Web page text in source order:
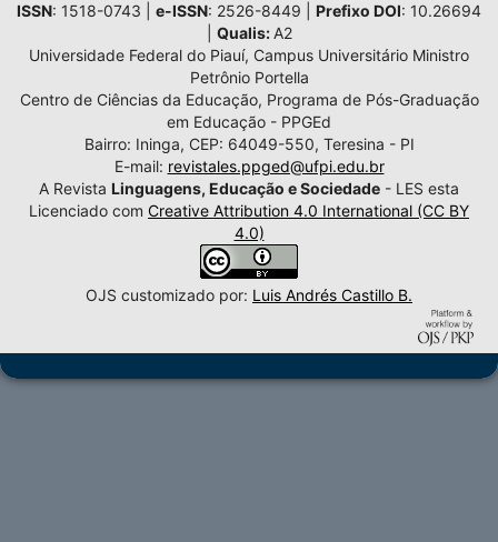
ISSN: 1518-0743 | e-ISSN: 2526-8449 | Prefixo DOI: 10.26694
Qualis: A2
Universidade Federal do Piauí, Campus Universitário Ministro
Petrônio Portella
Centro de Ciências da Educação, Programa de Pós-Graduação
em Educação - PPGEd
Bairro: Ininga, CEP: 64049-550, Teresina - PI
E-mail: revistales.ppged@ufpi.edu.br
A Revista Linguagens, Educação e Sociedade - LES esta
Licenciado com Creative Attribution 4.0 International (CC BY
4.0)
OJS customizado por: Luis Andrés Castillo B.